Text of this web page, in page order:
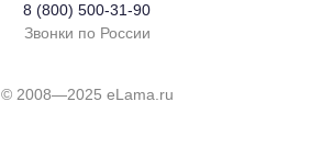
8 (800) 500-31-90
Звонки по России
© 2008—2025 eLama.ru